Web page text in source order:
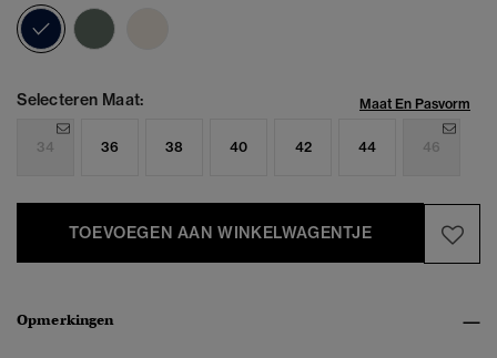
geselecteerd
Selecteren Maat: Maat En Pasvorm
34 36 38 40 42 44 46
TOEVOEGEN AAN WINKELWAGENTJE
Opmerkingen